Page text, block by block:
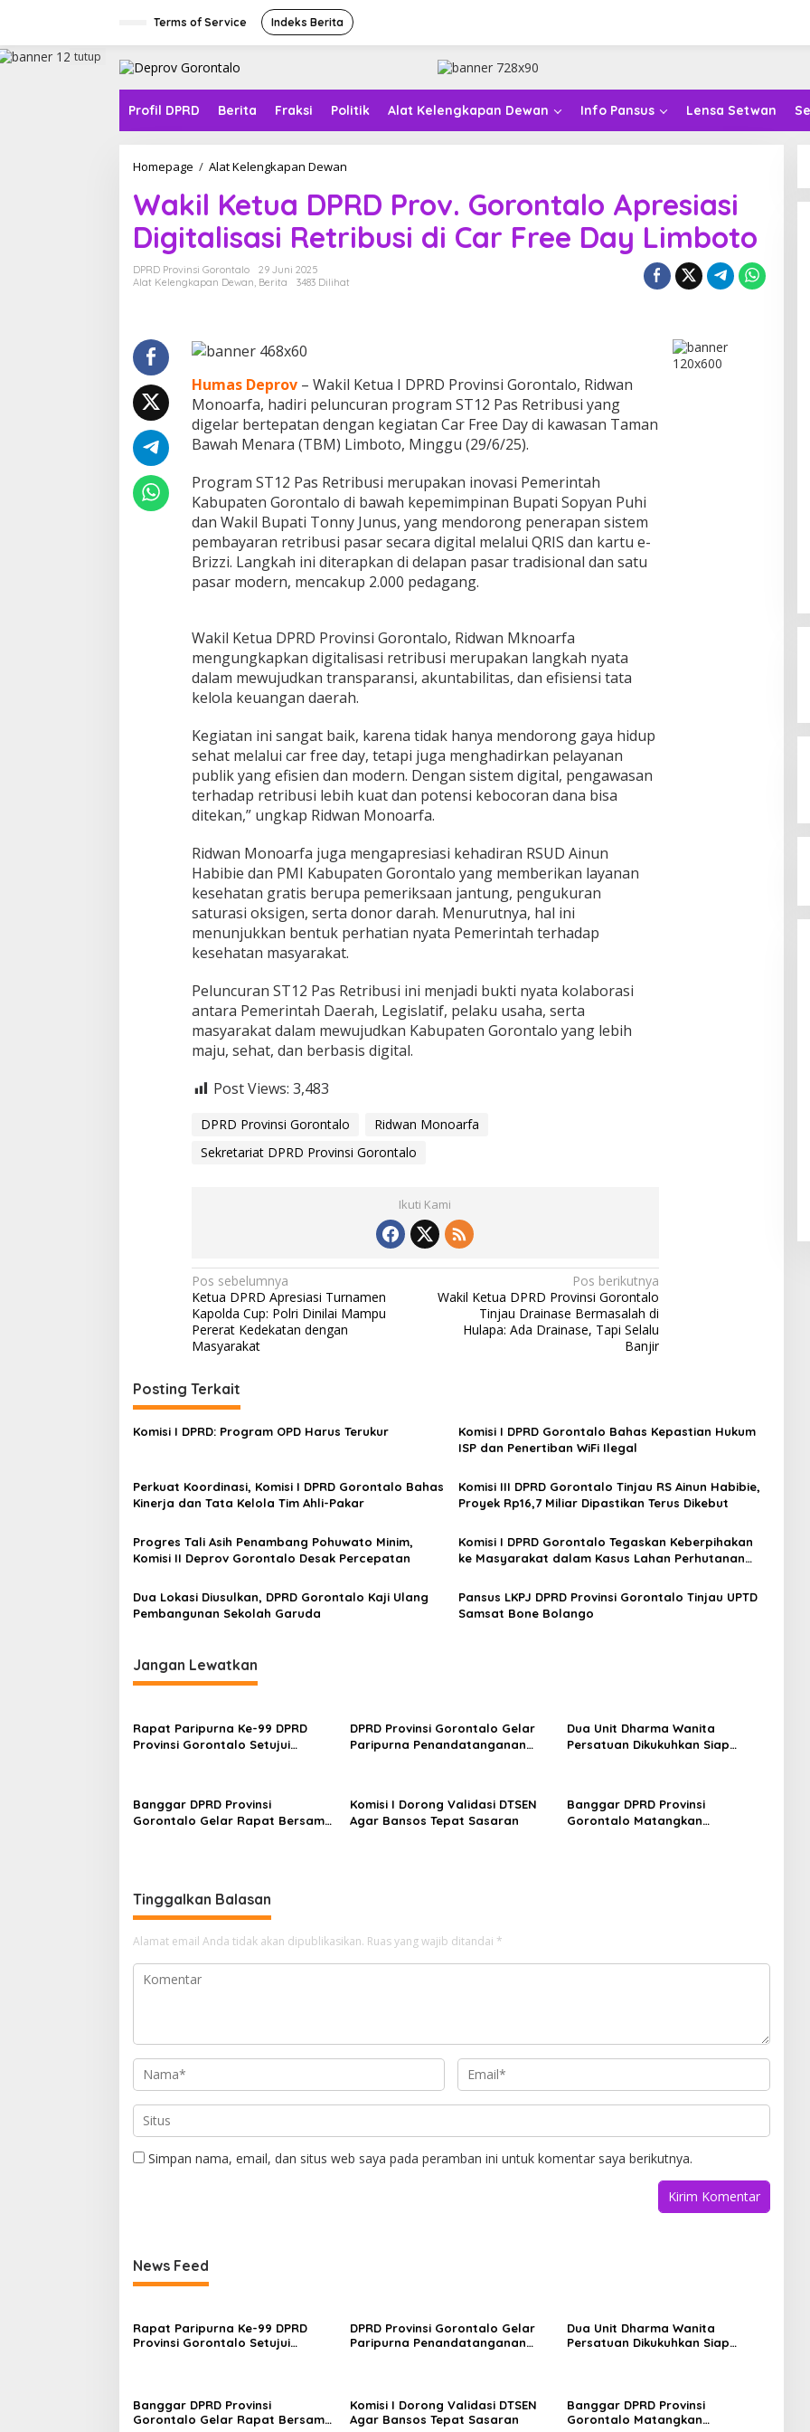
a
Terms of Service Indeks Berita
Profil DPRD Berita Fraksi Politik Alat Kelengkapan Dewan Info Pansus Lensa Setwan
tutup
Homepage / Alat Kelengkapan Dewan
k
i
l
K
t
D
P
r
o
G
o
r
o
n
t
l
p
r
e
s
i
s
i
D
g
i
a
l
i
s
a
s
t
r
i
b
i
a
a
L
i
Wakil Ketua DPRD Prov. Gorontalo Apresiasi
Digitalisasi Retribusi di Car Free Day Limboto
DPRD Provinsi Gorontalo
29 Juni 2025
Alat Kelengkapan Dewan, Berita 3483 Dilihat
Humas Deprov– Wakil Ketua I DPRD Provinsi Gorontalo, Ridwan
Monoarfa, hadiri peluncuran program ST12 Pas Retribusi yang
digelar bertepatan dengan kegiatan Car Free Day di kawasan Taman
Bawah Menara (TBM) Limboto, Minggu (29/6/25).
‎Program ST12 Pas Retribusi merupakan inovasi Pemerintah
Kabupaten Gorontalo di bawah kepemimpinan Bupati Sopyan Puhi
dan Wakil Bupati Tonny Junus, yang mendorong penerapan sistem
pembayaran retribusi pasar secara digital melalui QRIS dan kartu e-
Brizzi. Langkah ini diterapkan di delapan pasar tradisional dan satu
pasar modern, mencakup 2.000 pedagang.
Wakil Ketua DPRD Provinsi Gorontalo, Ridwan Mknoarfa
mengungkapkan digitalisasi retribusi merupakan langkah nyata
dalam mewujudkan transparansi, akuntabilitas, dan efisiensi tata
kelola keuangan daerah.
Kegiatan ini sangat baik, karena tidak hanya mendorong gaya hidup
sehat melalui car free day, tetapi juga menghadirkan pelayanan
publik yang efisien dan modern. Dengan sistem digital, pengawasan
terhadap retribusi lebih kuat dan potensi kebocoran dana bisa
ditekan,” ungkap Ridwan Monoarfa.
‎Ridwan Monoarfa juga mengapresiasi kehadiran RSUD Ainun
Habibie dan PMI Kabupaten Gorontalo yang memberikan layanan
kesehatan gratis berupa pemeriksaan jantung, pengukuran
saturasi oksigen, serta donor darah. Menurutnya, hal ini
menunjukkan bentuk perhatian nyata Pemerintah terhadap
kesehatan masyarakat.
‎Peluncuran ST12 Pas Retribusi ini menjadi bukti nyata kolaborasi
antara Pemerintah Daerah, Legislatif, pelaku usaha, serta
masyarakat dalam mewujudkan Kabupaten Gorontalo yang lebih
maju, sehat, dan berbasis digital.
Post Views: 3,483
DPRD Provinsi Gorontalo
Ridwan Monoarfa
Sekretariat DPRD Provinsi Gorontalo
Ikuti Kami
N
a
v
i
g
a
s
p
o
s
Pos sebelumnya
Ketua DPRD Apresiasi Turnamen
Kapolda Cup: Polri Dinilai Mampu
Pererat Kedekatan dengan
Masyarakat
Pos berikutnya
Wakil Ketua DPRD Provinsi Gorontalo
Tinjau Drainase Bermasalah di
Hulapa: Ada Drainase, Tapi Selalu
Banjir
Posting Terkait
Komisi I DPRD: Program OPD Harus Terukur
Komisi I DPRD Gorontalo Bahas Kepastian Hukum
ISP dan Penertiban WiFi Ilegal
Perkuat Koordinasi, Komisi I DPRD Gorontalo Bahas
Kinerja dan Tata Kelola Tim Ahli-Pakar
Komisi III DPRD Gorontalo Tinjau RS Ainun Habibie,
Proyek Rp16,7 Miliar Dipastikan Terus Dikebut
Progres Tali Asih Penambang Pohuwato Minim,
Komisi II Deprov Gorontalo Desak Percepatan
Komisi I DPRD Gorontalo Tegaskan Keberpihakan
ke Masyarakat dalam Kasus Lahan Perhutanan
Dua Lokasi Diusulkan, DPRD Gorontalo Kaji Ulang
Pembangunan Sekolah Garuda
Pansus LKPJ DPRD Provinsi Gorontalo Tinjau UPTD
Samsat Bone Bolango
Jangan Lewatkan
Rapat Paripurna Ke-99 DPRD
Provinsi Gorontalo Setujui
DPRD Provinsi Gorontalo Gelar
Paripurna Penandatanganan
Dua Unit Dharma Wanita
Persatuan Dikukuhkan Siap
Banggar DPRD Provinsi
Gorontalo Gelar Rapat Bersama
Komisi I Dorong Validasi DTSEN
Agar Bansos Tepat Sasaran
Banggar DPRD Provinsi
Gorontalo Matangkan
Tinggalkan Balasan
Alamat email Anda tidak akan dipublikasikan. Ruas yang wajib ditandai *
Simpan nama, email, dan situs web saya pada peramban ini untuk komentar saya berikutnya.
News Feed
Rapat Paripurna Ke-99 DPRD
Provinsi Gorontalo Setujui
DPRD Provinsi Gorontalo Gelar
Paripurna Penandatanganan
Dua Unit Dharma Wanita
Persatuan Dikukuhkan Siap
Banggar DPRD Provinsi
Gorontalo Gelar Rapat Bersama
Komisi I Dorong Validasi DTSEN
Agar Bansos Tepat Sasaran
Banggar DPRD Provinsi
Gorontalo Matangkan